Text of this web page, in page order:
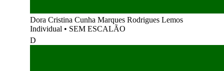
Dora Cristina Cunha Marques Rodrigues Lemos
Individual • SEM ESCALÃO
D